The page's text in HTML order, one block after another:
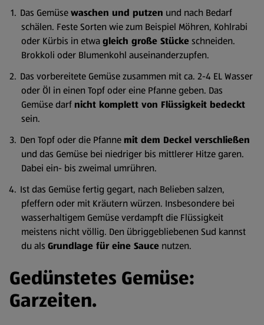
Das Gemüsewaschen und putzen und nach Bedarf
schälen. Feste Sorten wie zum Beispiel Möhren, Kohlrabi
oder Kürbis in etwagleich große Stückeschneiden.
Brokkoli oder Blumenkohl auseinanderzupfen.
Das vorbereitete Gemüse zusammen mit ca. 2-4 EL Wasser
oder Öl in einen Topf oder eine Pfanne geben. Das
Gemüse darf nicht komplett von Flüssigkeit bedeckt
sein.
Den Topf oder die Pfanne mit dem Deckel verschließen
und das Gemüse bei niedriger bis mittlerer Hitze garen.
Dabei ein- bis zweimal umrühren.
Ist das Gemüse fertig gegart, nach Belieben salzen,
pfeffern oder mit Kräutern würzen. Insbesondere bei
wasserhaltigem Gemüse verdampft die Flüssigkeit
meistens nicht völlig. Den übriggebliebenen Sud kannst
du als Grundlage für eine Sauce nutzen.
Gedünstetes Gemüse:
Garzeiten.